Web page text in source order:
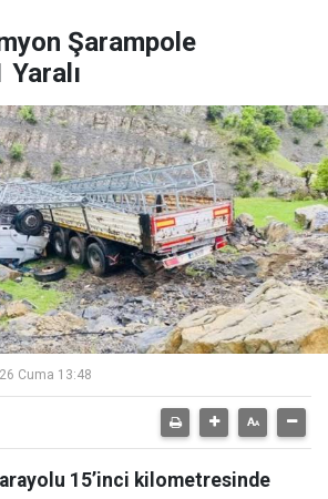
Şarampole
Yaralı
Cuma 13:48
15’inci kilometresinde